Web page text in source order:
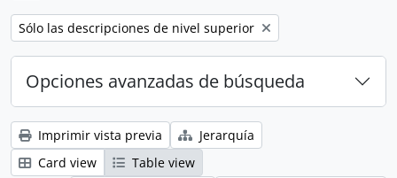
Remove filter:
Sólo las descripciones de nivel superior
Opciones avanzadas de búsqueda
Imprimir vista previa
Jerarquía
Card view
Table view